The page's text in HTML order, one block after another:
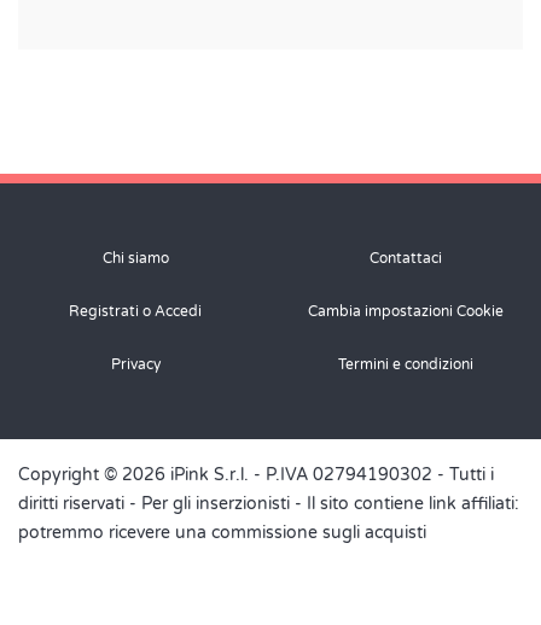
Chi siamo Contattaci
Registrati o Accedi Cambia impostazioni Cookie
Privacy Termini e condizioni
Copyright © 2026 iPink S.r.l. - P.IVA 02794190302 - Tutti i
diritti riservati - Per gli inserzionisti - Il sito contiene link affiliati:
potremmo ricevere una commissione sugli acquisti